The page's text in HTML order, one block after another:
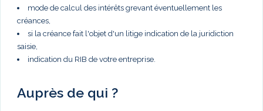
mode de calcul des intérêts grevant éventuellement les
créances,
si la créance fait l'objet d'un litige indication de la juridiction
saisie,
indication du RIB de votre entreprise.
Auprès de qui ?